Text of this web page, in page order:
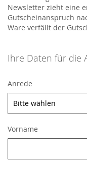
Newsletter zieht eine
Gutscheinanspruch
Ware verfällt der
Ihre Daten für die
Anrede
Vorname